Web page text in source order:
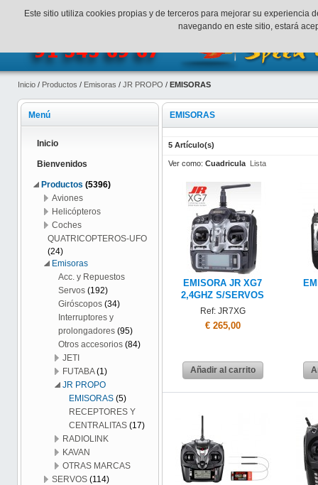
¡Bienvenidos a SpeedHobbys! Mi cuenta Finalizar
Inicio / Productos / Emisoras / JR PROPO / EMISORAS
EMISORAS
5 Artículo(s)
Ver como: Cuadricula Lista
EMISORA JR XG7
2,4GHZ S/SERVOS
Ref: JR7XG
€ 265,00
Añadir al carrito
Menú
Inicio
Bienvenidos
Productos (5396)
Aviones
Helicópteros
Coches
QUATRICOPTEROS-UFO
(24)
Emisoras
Acc. y Repuestos
Servos (192)
Giróscopos (34)
Interruptores y
prolongadores (95)
Otros accesorios (84)
JETI
FUTABA (1)
JR PROPO
EMISORAS (5)
RECEPTORES Y
CENTRALITAS (17)
RADIOLINK
KAVAN
OTRAS MARCAS
SERVOS (114)
Este sitio utiliza cookies propias y de terceros para mejorar su
navegando en este sitio, estará